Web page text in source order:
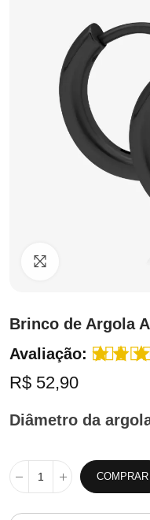
Brinco de Argola
Avaliação:
R$ 52,90
Diâmetro da
COMPRAR